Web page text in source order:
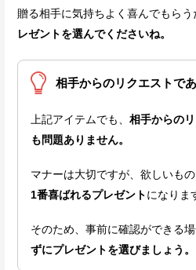
贈る相手に気持ちよく喜んでもらう
レゼントを選んでくださいね。
相手からのリクエストで
上記アイテムでも、 相手からの
も問題ありません。
マナーは大切ですが、欲しいも
1番喜ばれるプレゼントになりま
そのため、事前に確認ができる場
ずにプレゼントを選びましょう。